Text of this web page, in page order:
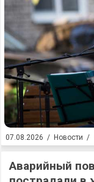
07.08.2026 / Новости /
Аварийный